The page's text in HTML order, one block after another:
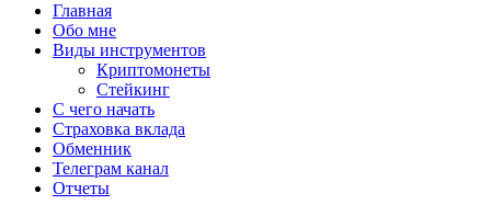
Главная
Обо мне
Виды инструментов
Криптомонеты
Стейкинг
С чего начать
Страховка вклада
Обменник
Телеграм канал
Отчеты